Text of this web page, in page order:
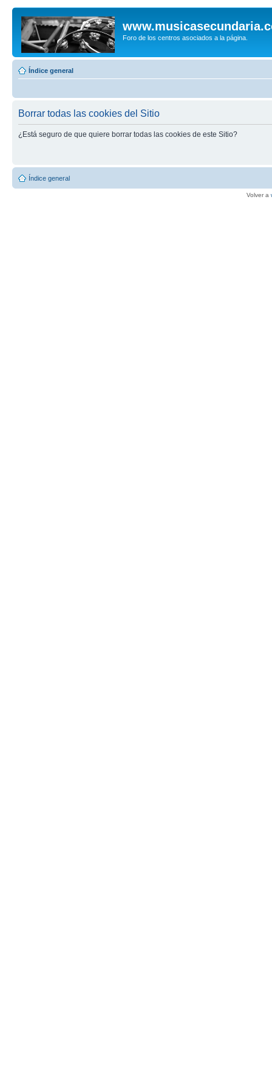
Foro de los centros asociados a la página.
Índice general
Borrar todas las cookies del Sitio
¿Está seguro de que quiere borrar todas las cookies de este Sitio?
Índice general
Volver a